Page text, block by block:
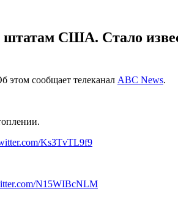
США. Стало
этом сообщает телеканал ABC News.
Ks3TvTL9f9
N15WIBcNLM